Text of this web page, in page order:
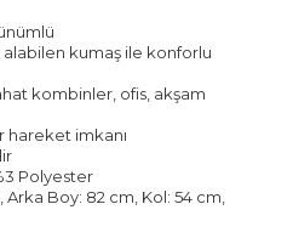
kumaş ile konforlu
kombinler, ofis, akşam
hareket imkanı
Polyester
Arka Boy: 82 cm, Kol: 54 cm,